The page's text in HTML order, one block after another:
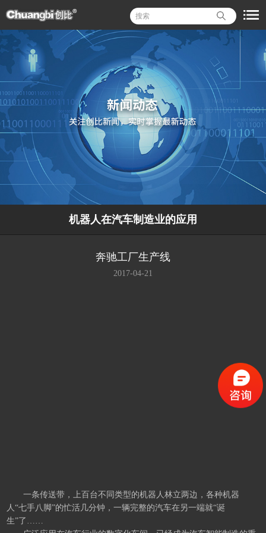
机器人在汽车制造业的应用
奔驰工厂生产线
2017-04-21
一条传送带，上百台不同类型的机器人林立两边，各种机器
人“七手八脚”的忙活几分钟，一辆完整的汽车在另一端就“诞
生”了……